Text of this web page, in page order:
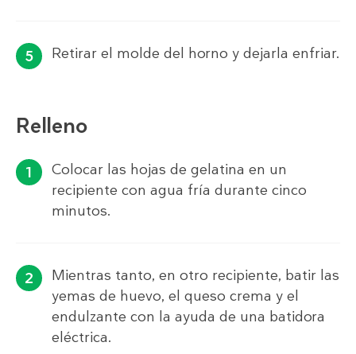
Retirar el molde del horno y dejarla enfriar.
Relleno
Colocar las hojas de gelatina en un
recipiente con agua fría durante cinco
minutos.
Mientras tanto, en otro recipiente, batir las
yemas de huevo, el queso crema y el
endulzante con la ayuda de una batidora
eléctrica.